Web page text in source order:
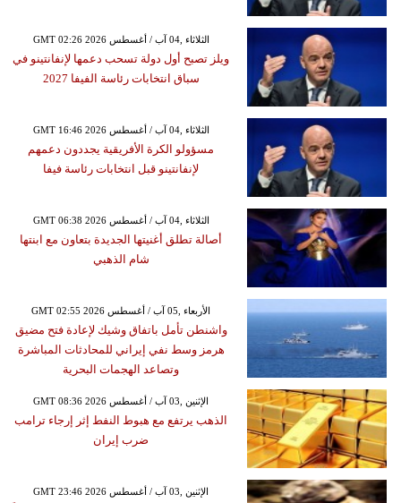
GMT 02:26 2026 الثلاثاء ,04 آب / أغسطس
ويلز تصبح أول دولة تسحب دعمها لإنفانتينو في
سباق انتخابات رئاسة الفيفا 2027
GMT 16:46 2026 الثلاثاء ,04 آب / أغسطس
مسؤولو الكرة الأفريقية يجددون دعمهم
لإنفانتينو قبل انتخابات رئاسة فيفا
GMT 06:38 2026 الثلاثاء ,04 آب / أغسطس
أصالة تطلق أغنيتها الجديدة بتعاون مع ابنتها
شام الذهبي
GMT 02:55 2026 الأربعاء ,05 آب / أغسطس
واشنطن تأمل باتفاق وشيك لإعادة فتح مضيق
هرمز وسط نفي إيراني للمحادثات المباشرة
وتصاعد الهجمات البحرية
GMT 08:36 2026 الإثنين ,03 آب / أغسطس
الذهب يرتفع مع هبوط النفط إثر إرجاء ترامب
ضرب إيران
GMT 23:46 2026 الإثنين ,03 آب / أغسطس